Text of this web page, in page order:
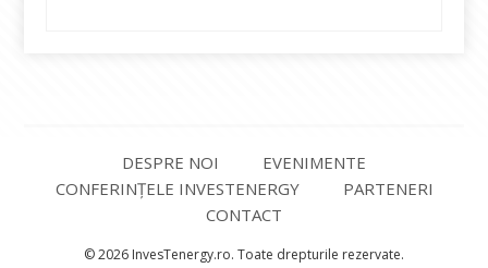
DESPRE NOI
EVENIMENTE
CONFERINȚELE INVESTENERGY
PARTENERI
CONTACT
© 2026 InvesTenergy.ro. Toate drepturile rezervate.